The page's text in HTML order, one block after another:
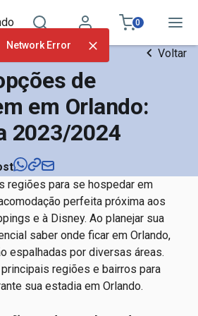
0
de Orlando Voltar
de
em Orlando:
2023/2024
regiões para se hospedar em
perfeita próxima aos
e à Disney. Ao planejar sua
saber onde ficar em Orlando,
espalhadas por diversas áreas.
regiões e bairros para
sua estadia em Orlando.
Network Error